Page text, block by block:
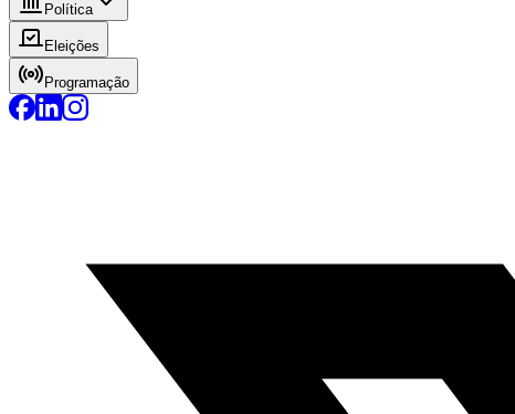
Política
Eleições
Programação